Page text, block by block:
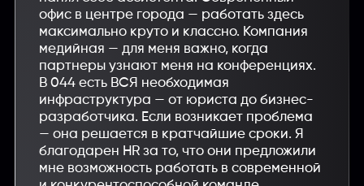
офис в центре города — работать здесь
максимально круто и классно. Компания
медийная — для меня важно, когда
партнеры узнают меня на конференциях.
В 044 есть ВСЯ необходимая
инфраструктура — от юриста до бизнес-
разработчика. Если возникает проблема
— она решается в кратчайшие сроки. Я
благодарен HR за то, что они предложили
мне возможность работать в современной